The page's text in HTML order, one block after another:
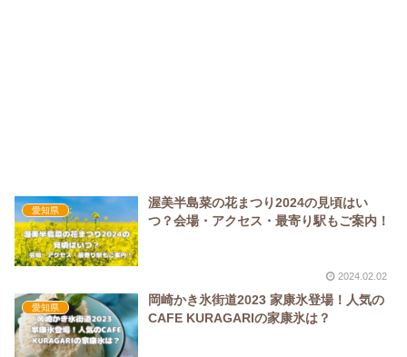
愛知県
渥美半島菜の花まつり2024の見頃はい
つ？会場・アクセス・最寄り駅もご案内！
2024.02.02
愛知県
岡崎かき氷街道2023 家康氷登場！人気の
CAFE KURAGARIの家康氷は？